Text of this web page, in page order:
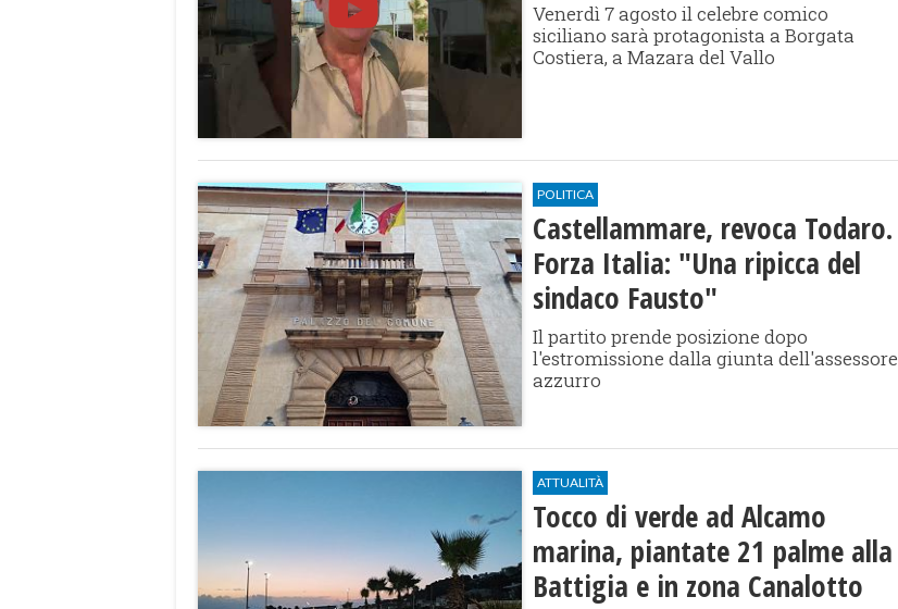
Venerdì 7 agosto il celebre comico
siciliano sarà protagonista a Borgata
Costiera, a Mazara del Vallo
POLITICA
Castellammare, revoca Todaro.
Forza Italia: "Una ripicca del
sindaco Fausto"
Il partito prende posizione dopo
l'estromissione dalla giunta dell'assessore
azzurro
ATTUALITÀ
Tocco di verde ad Alcamo
marina, piantate 21 palme alla
Battigia e in zona Canalotto